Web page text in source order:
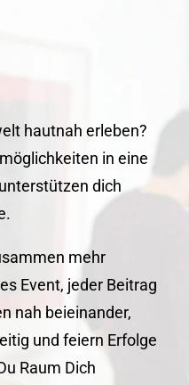
hautnah erleben?
in eine
dich
mehr
Event, jeder Beitrag
nah beieinander,
und feiern Erfolge
Raum Dich